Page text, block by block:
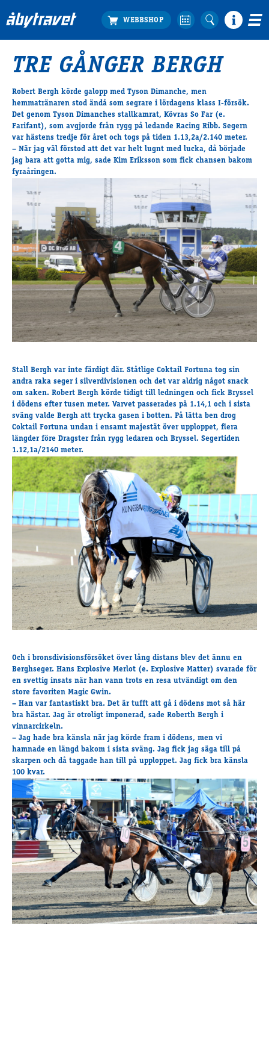
Köp biljett
Travprogrammet
Boka ställplats
Bra att veta
Restauranger
Catering by Lyon
Hotell nära oss
Tävlingsdagar
FAQ
Travkonferens
Exponering & värdskap
Tävling
Tävlingsserier
Träning och provlopp
Aktiva
Månadens hästägare 2026
Månadens B-tränare 2026
Euro Classic Trot
Andelshästar
Åby Stora Pris 2026
Supertorsdag för företag
Ponnytravtävlingar
Ridsport
Om travskolan
Licenskurser
Kursutbud och Aktiviteter
Ungdoms­stipendium
Ledningsgrupp
Kontakt
Styrelsen
Åby Trav­sällskap
Intresseföreningar
Press
TRE GÅNGER BERGH
Robert Bergh körde galopp med Tyson Dimanche, men
hemmatränaren stod ändå som segrare i lördagens klass I-försök.
Det genom Tyson Dimanches stallkamrat, Kövras So Far(e.
Farifant), som avgjorde från rygg på ledande Racing Ribb. Segern
var hästens tredje för året och togs på tiden 1.13,2a/2.140 meter.
– När jag väl förstod att det var helt lugnt med lucka, då började
jag bara att gotta mig, sade Kim Eriksson som fick chansen bakom
fyraåringen.
Stall Bergh varinte färdigt där. Ståtlige Coktail Fortuna tog sin
andra raka seger i silverdivisionen och det var aldrig något snack
om saken. Robert Bergh körde tidigt till ledningen och fick Bryssel
i dödens efter tusen meter. Varvet passerades på 1.14,1 och i sista
sväng valde Bergh att trycka gasen i botten. På lätta ben drog
Coktail Fortuna undan i ensamt majestät över upploppet, flera
längder före Dragster från rygg ledaren och Bryssel. Segertiden
1.12,1a/2140 meter.
Och i bronsdivisionsförsöket över lång distans blev det ännu en
Berghseger. Hans Explosive Merlot (e. Explosive Matter) svarade för
en svettig insats när han vann trots en resa utvändigt om den
store favoriten Magic Gwin.
– Han var fantastiskt bra. Det är tufft att gå i dödens mot så här
bra hästar. Jag är otroligt imponerad, sade Roberth Bergh i
vinnarcirkeln.
– Jag hade bra känsla när jag körde fram i dödens, men vi
hamnade en längd bakom i sista sväng. Jag fick jag säga till på
skarpen och då taggade han till på upploppet. Jag fick bra känsla
100 kvar.